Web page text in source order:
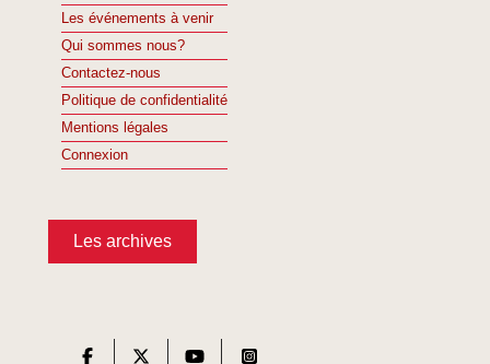
Les événements à venir
Qui sommes nous?
Contactez-nous
Politique de confidentialité
Mentions légales
Connexion
Les archives